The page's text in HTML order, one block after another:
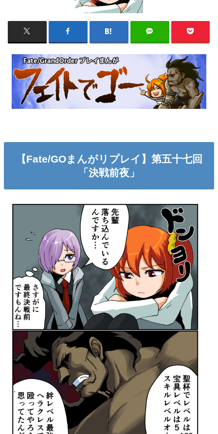
【Fate/GOまんがリプレイ】第五十七回
「決戦前夜」